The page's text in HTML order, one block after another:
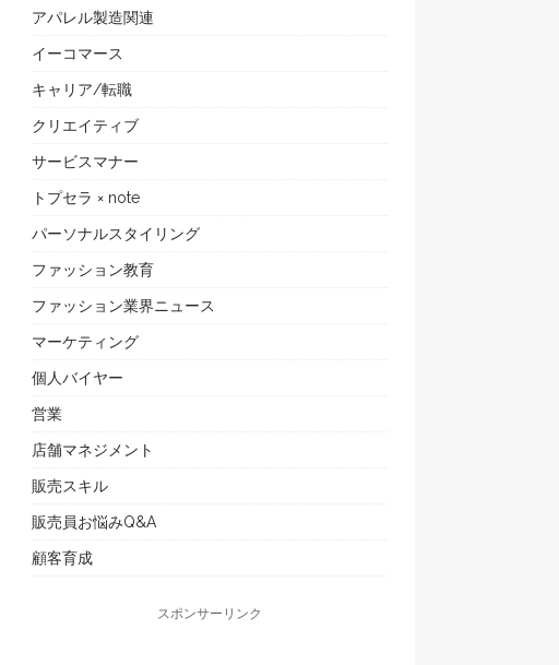
アパレル製造関連
イーコマース
キャリア/転職
クリエイティブ
サービスマナー
トプセラ × note
パーソナルスタイリング
ファッション教育
ファッション業界ニュース
マーケティング
個人バイヤー
営業
店舗マネジメント
販売スキル
販売員お悩みQ&A
顧客育成
スポンサーリンク